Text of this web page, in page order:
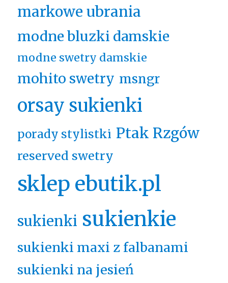
markowe ubrania
modne bluzki damskie
modne swetry damskie
mohito swetry msngr
orsay sukienki
porady stylistki Ptak Rzgów
reserved swetry
sklep ebutik.pl
sukienki sukienkie
sukienki maxi z falbanami
sukienki na jesień